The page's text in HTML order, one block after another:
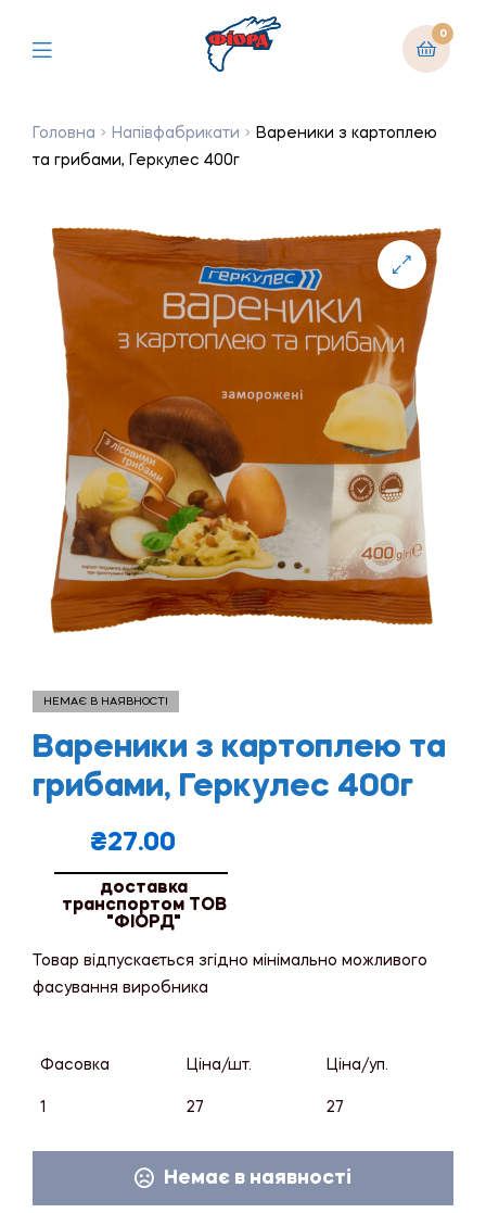
0
Головна Напівфабрикати
Вареники з картоплею
та грибами, Геркулес 400г
НЕМАЄ В НАЯВНОСТІ
Вареники з картоплею та
грибами, Геркулес 400г
₴27.00
доставка
транспортом ТОВ
"ФІОРД"
Товар відпускається згідно мінімально можливого
фасування виробника
Фасовка Ціна/шт. Ціна/уп.
1 27 27
Немає в наявності